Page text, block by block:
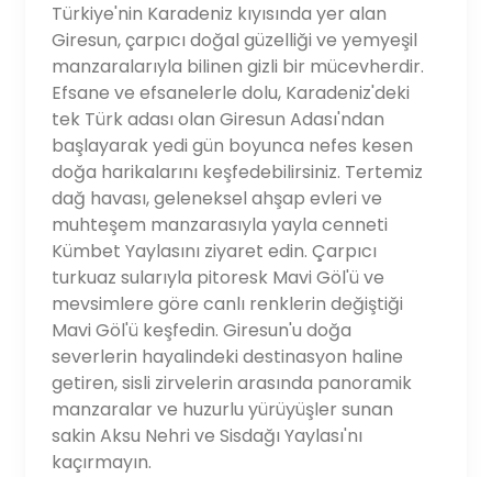
Türkiye'nin Karadeniz kıyısında yer alan
Giresun, çarpıcı doğal güzelliği ve yemyeşil
manzaralarıyla bilinen gizli bir mücevherdir.
Efsane ve efsanelerle dolu, Karadeniz'deki
tek Türk adası olan Giresun Adası'ndan
başlayarak yedi gün boyunca nefes kesen
doğa harikalarını keşfedebilirsiniz. Tertemiz
dağ havası, geleneksel ahşap evleri ve
muhteşem manzarasıyla yayla cenneti
Kümbet Yaylasını ziyaret edin. Çarpıcı
turkuaz sularıyla pitoresk Mavi Göl'ü ve
mevsimlere göre canlı renklerin değiştiği
Mavi Göl'ü keşfedin. Giresun'u doğa
severlerin hayalindeki destinasyon haline
getiren, sisli zirvelerin arasında panoramik
manzaralar ve huzurlu yürüyüşler sunan
sakin Aksu Nehri ve Sisdağı Yaylası'nı
kaçırmayın.